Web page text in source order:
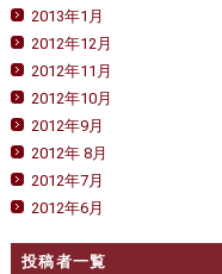
2013年1月
2012年12月
2012年11月
2012年10月
2012年9月
2012年 8月
2012年7月
2012年6月
投稿者一覧